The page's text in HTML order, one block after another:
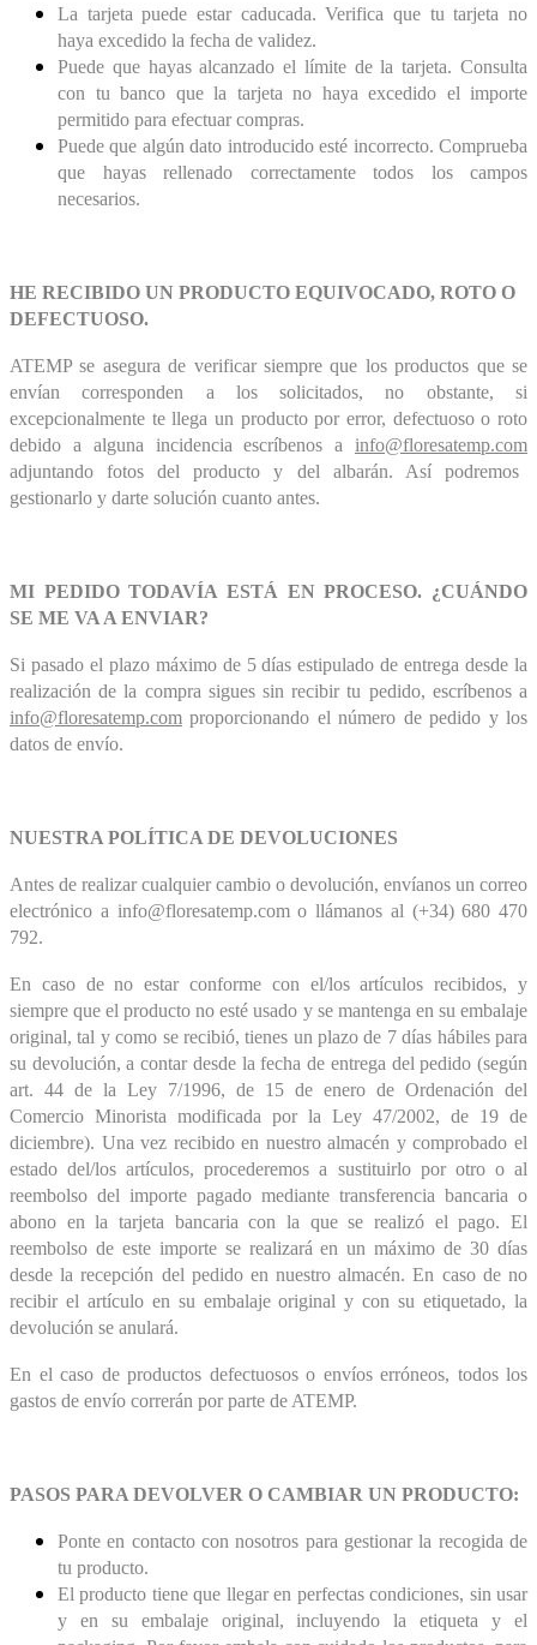
La tarjeta puede estar caducada. Verifica que tu tarjeta no
haya excedido la fecha de validez.
Puede que hayas alcanzado el límite de la tarjeta. Consulta
con tu banco que la tarjeta no haya excedido el importe
permitido para efectuar compras.
Puede que algún dato introducido esté incorrecto. Comprueba
que hayas rellenado correctamente todos los campos
necesarios.
HE RECIBIDO UN PRODUCTO EQUIVOCADO, ROTO O
DEFECTUOSO.
ATEMP se asegura de verificar siempre que los productos que se
envían corresponden a los solicitados, no obstante, si
excepcionalmente te llega un producto por error, defectuoso o roto
debido a alguna incidencia escríbenos a info@floresatemp.com
adjuntando fotos del producto y del albarán. Así podremos
gestionarlo y darte solución cuanto antes.
MI PEDIDO TODAVÍA ESTÁ EN PROCESO. ¿CUÁNDO
SE ME VA A ENVIAR?
Si pasado el plazo máximo de 5 días estipulado de entrega desde la
realización de la compra sigues sin recibir tu pedido, escríbenos a
info@floresatemp.com proporcionando el número de pedido y los
datos de envío.
NUESTRA POLÍTICA DE DEVOLUCIONES
Antes de realizar cualquier cambio o devolución, envíanos un correo
electrónico a info@floresatemp.com o llámanos al (+34) 680 470
792.
En caso de no estar conforme con el/los artículos recibidos, y
siempre que el producto no esté usado y se mantenga en su embalaje
original, tal y como se recibió, tienes un plazo de 7 días hábiles para
su devolución, a contar desde la fecha de entrega del pedido (según
art. 44 de la Ley 7/1996, de 15 de enero de Ordenación del
Comercio Minorista modificada por la Ley 47/2002, de 19 de
diciembre). Una vez recibido en nuestro almacén y comprobado el
estado del/los artículos, procederemos a sustituirlo por otro o al
reembolso del importe pagado mediante transferencia bancaria o
abono en la tarjeta bancaria con la que se realizó el pago. El
reembolso de este importe se realizará en un máximo de 30 días
desde la recepción del pedido en nuestro almacén. En caso de no
recibir el artículo en su embalaje original y con su etiquetado, la
devolución se anulará.
En el caso de productos defectuosos o envíos erróneos, todos los
gastos de envío correrán por parte de ATEMP.
PASOS PARA DEVOLVER O CAMBIAR UN PRODUCTO:
Ponte en contacto con nosotros para gestionar la recogida de
tu producto.
El producto tiene que llegar en perfectas condiciones, sin usar
y en su embalaje original, incluyendo la etiqueta y el